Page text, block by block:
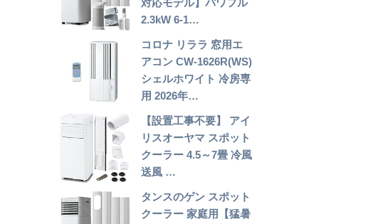
対応モデル】パワフル
2.3kW 6-1…
コロナ リララ 窓用エ
アコン CW-1626R(WS)
シェルホワイト 冷房専
用 2026年…
【設置工事不要】 アイ
リスオーヤマ スポット
クーラー 4.5～7畳 冷風
送風 …
タンスのゲン スポット
クーラー 家庭用【猛暑